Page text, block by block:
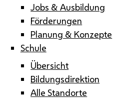
Jobs & Ausbildung
Förderungen
Planung & Konzepte
Schule
Übersicht
Bildungsdirektion
Alle Standorte